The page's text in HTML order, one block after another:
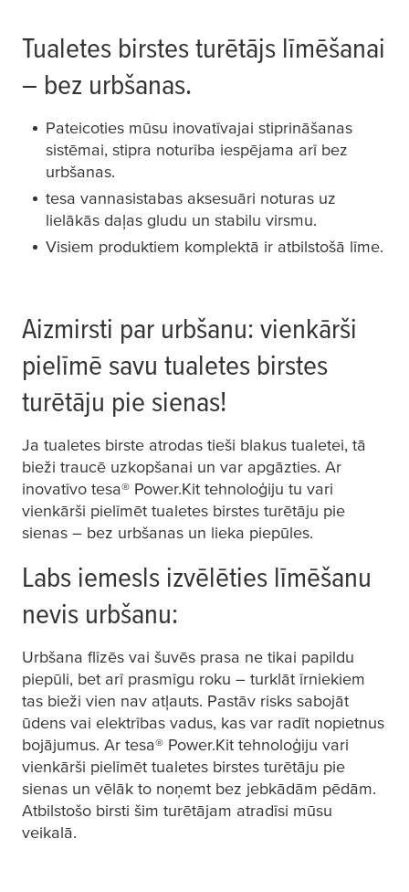
Tualetes birstes turētājs līmēšanai
– bez urbšanas.
Pateicoties mūsu inovatīvajai stiprināšanas
sistēmai, stipra noturība iespējama arī bez
urbšanas.
tesa vannasistabas aksesuāri noturas uz
lielākās daļas gludu un stabilu virsmu.
Visiem produktiem komplektā ir atbilstošā līme.
Aizmirsti par urbšanu: vienkārši
pielīmē savu tualetes birstes
turētāju pie sienas!
Ja tualetes birste atrodas tieši blakus tualetei, tā
bieži traucē uzkopšanai un var apgāzties. Ar
inovatīvo tesa® Power.Kit tehnoloģiju tu vari
vienkārši pielīmēt tualetes birstes turētāju pie
sienas – bez urbšanas un lieka piepūles.
Labs iemesls izvēlēties līmēšanu
nevis urbšanu:
Urbšana flīzēs vai šuvēs prasa ne tikai papildu
piepūli, bet arī prasmīgu roku – turklāt īrniekiem
tas bieži vien nav atļauts. Pastāv risks sabojāt
ūdens vai elektrības vadus, kas var radīt nopietnus
bojājumus. Ar tesa® Power.Kit tehnoloģiju vari
vienkārši pielīmēt tualetes birstes turētāju pie
sienas un vēlāk to noņemt bez jebkādām pēdām.
Atbilstošo birsti šim turētājam atradīsi mūsu
veikalā.